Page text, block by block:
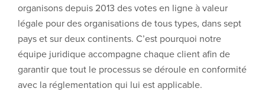
organisons depuis 2013 des votes en ligne à valeur
légale pour des organisations de tous types, dans sept
pays et sur deux continents. C’est pourquoi notre
équipe juridique accompagne chaque client afin de
garantir que tout le processus se déroule en conformité
avec la réglementation qui lui est applicable.